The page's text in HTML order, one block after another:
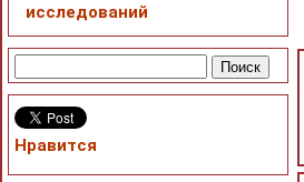
исследований
Нравится